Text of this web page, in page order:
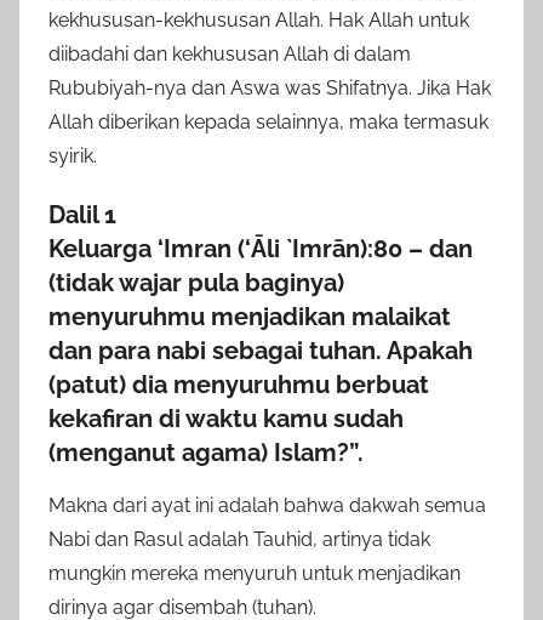
kekhususan-kekhususan Allah. Hak Allah untuk
diibadahi dan kekhususan Allah di dalam
Rububiyah-nya dan Aswa was Shifatnya. Jika Hak
Allah diberikan kepada selainnya, maka termasuk
syirik.
Dalil 1
Keluarga ‘Imran (‘Āli `Imrān):80 – dan
(tidak wajar pula baginya)
menyuruhmu menjadikan malaikat
dan para nabi sebagai tuhan. Apakah
(patut) dia menyuruhmu berbuat
kekafiran di waktu kamu sudah
(menganut agama) Islam?”.
Makna dari ayat ini adalah bahwa dakwah semua
Nabi dan Rasul adalah Tauhid, artinya tidak
mungkin mereka menyuruh untuk menjadikan
dirinya agar disembah (tuhan).